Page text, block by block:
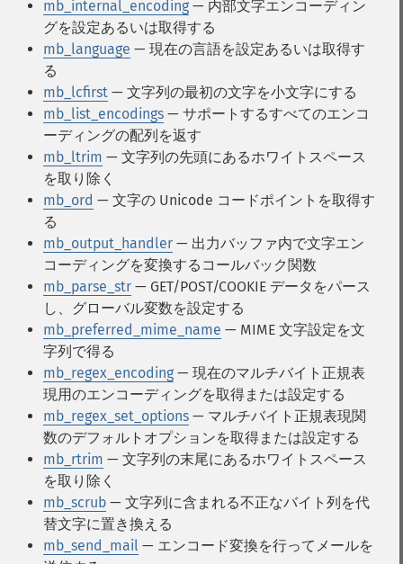
mb_internal_encoding — 内部文字エンコーディン
グを設定あるいは取得する
mb_language — 現在の言語を設定あるいは取得す
る
mb_lcfirst — 文字列の最初の文字を小文字にする
mb_list_encodings — サポートするすべてのエンコ
ーディングの配列を返す
mb_ltrim — 文字列の先頭にあるホワイトスペース
を取り除く
mb_ord — 文字の Unicode コードポイントを取得す
る
mb_output_handler — 出力バッファ内で文字エン
コーディングを変換するコールバック関数
mb_parse_str — GET/POST/COOKIE データをパース
し、グローバル変数を設定する
mb_preferred_mime_name — MIME 文字設定を文
字列で得る
mb_regex_encoding — 現在のマルチバイト正規表
現用のエンコーディングを取得または設定する
mb_regex_set_options — マルチバイト正規表現関
数のデフォルトオプションを取得または設定する
mb_rtrim — 文字列の末尾にあるホワイトスペース
を取り除く
mb_scrub — 文字列に含まれる不正なバイト列を代
替文字に置き換える
mb_send_mail — エンコード変換を行ってメールを